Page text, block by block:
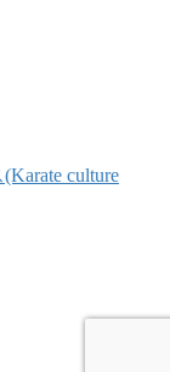
culture